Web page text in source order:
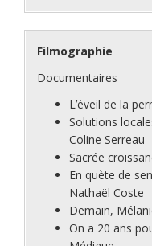
Filmographie
Documentaires
L’éveil de la
Solutions
Coline Serreau
Sacrée
En quète de
Nathaël Coste
Demain,
On a 20 ans